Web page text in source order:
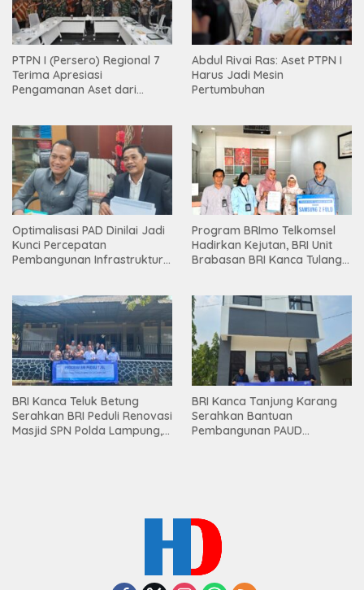
PTPN I (Persero) Regional 7
Terima Apresiasi
Pengamanan Aset dari
Abdul Rivai Ras: Aset PTPN I
Harus Jadi Mesin
Pertumbuhan
Optimalisasi PAD Dinilai Jadi
Kunci Percepatan
Pembangunan Infrastruktur
Program BRImo Telkomsel
Hadirkan Kejutan, BRI Unit
Brabasan BRI Kanca Tulang
Mesuji
BRI Kanca Teluk Betung
Serahkan BRI Peduli Renovasi
Masjid SPN Polda Lampung,
BRI Kanca Tanjung Karang
Serahkan Bantuan
Pembangunan PAUD